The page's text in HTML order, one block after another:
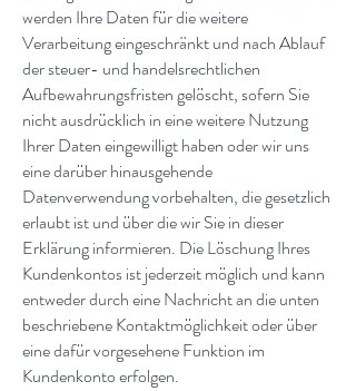
werden Ihre Daten für die weitere
Verarbeitung eingeschränkt und nach Ablauf
der steuer- und handelsrechtlichen
Aufbewahrungsfristen gelöscht, sofern Sie
nicht ausdrücklich in eine weitere Nutzung
Ihrer Daten eingewilligt haben oder wir uns
eine darüber hinausgehende
Datenverwendung vorbehalten, die gesetzlich
erlaubt ist und über die wir Sie in dieser
Erklärung informieren. Die Löschung Ihres
Kundenkontos ist jederzeit möglich und kann
entweder durch eine Nachricht an die unten
beschriebene Kontaktmöglichkeit oder über
eine dafür vorgesehene Funktion im
Kundenkonto erfolgen.